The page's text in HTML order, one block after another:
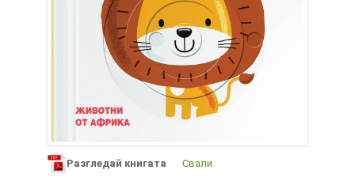
Разгледай книгата Свали